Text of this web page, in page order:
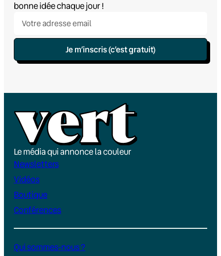
bonne idée chaque jour !
Je m’inscris (c’est gratuit)
Le média qui annonce la couleur
Newsletters
Vidéos
Boutique
Conférences
Qui sommes-nous ?